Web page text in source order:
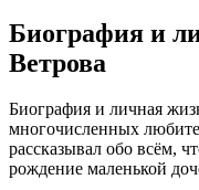
Биография и
Ветрова
Биография и личная
многочисленных
рассказывал обо всём,
рождение маленькой